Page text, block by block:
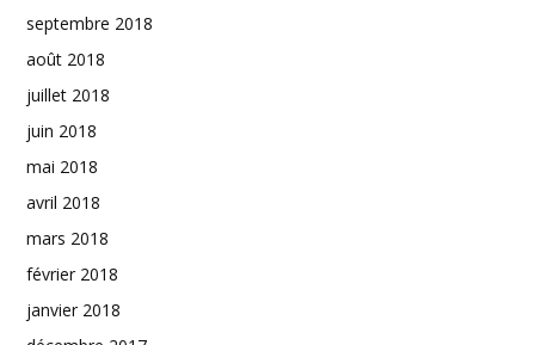
septembre 2018
août 2018
juillet 2018
juin 2018
mai 2018
avril 2018
mars 2018
février 2018
janvier 2018